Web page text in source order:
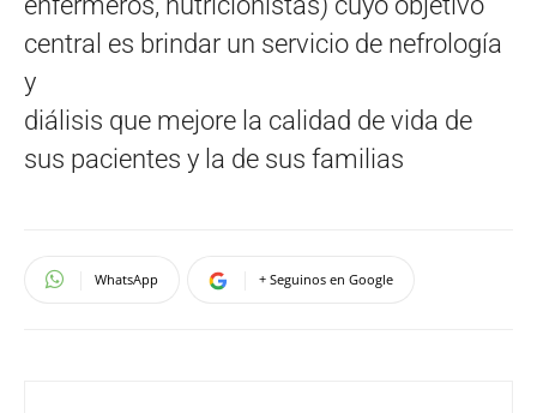
central es brindar un servicio de nefrología
y
diálisis que mejore la calidad de vida de
sus pacientes y la de sus familias
WhatsApp + Seguinos en Google